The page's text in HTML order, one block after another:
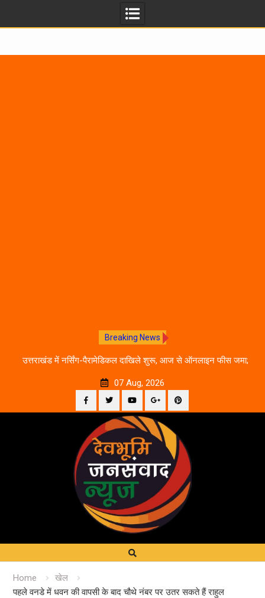
Breaking News
उत्तराखंड में नर्सिंग-पैरामेडिकल दाखिले शुरू, आज से ऑनलाइन फीस जमा;
07 Aug, 2026
Facebook
TwitterYouTubePlus
Google
Home
खेल
पहले वनडे में धवन की वापसी के बाद चौथे नंबर पर उतर सकते हैं राहुल